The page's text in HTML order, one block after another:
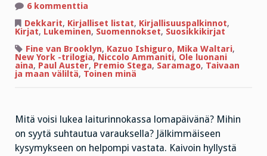
6 kommenttia
lomalla
luettaisiin?
Dekkarit, Kirjalliset listat, Kirjallisuuspalkinnot,
Kirjat, Lukeminen, Suomennokset, Suosikkikirjat
Fine van Brooklyn, Kazuo Ishiguro, Mika Waltari,
New York -trilogia, Niccolo Ammaniti, Ole luonani
aina, Paul Auster, Premio Stega, Saramago, Taivaan
ja maan väliltä, Toinen minä
Mitä voisi lukea laiturinnokassa lomapäivänä? Mihin
on syytä suhtautua varauksella? Jälkimmäiseen
kysymykseen on helpompi vastata. Kaivoin hyllystä